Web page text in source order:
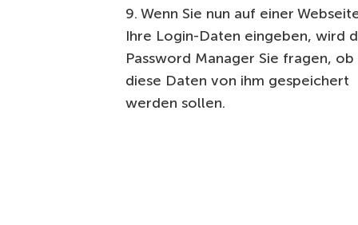
9. Wenn Sie nun auf einer
Ihre Login-Daten eingeben, wird
Password Manager Sie fragen, ob
diese Daten von ihm gespeichert
werden sollen.